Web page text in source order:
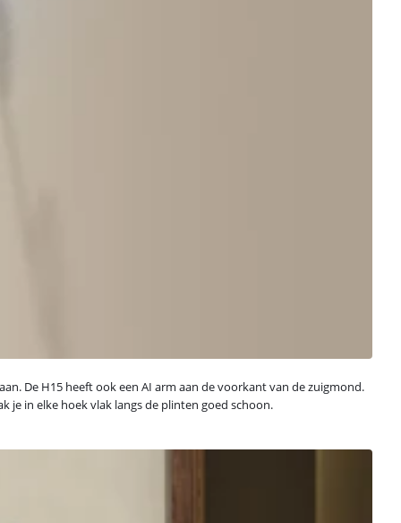
De H15 heeft ook een AI arm aan de voorkant van de zuigmond.
je in elke hoek vlak langs de plinten goed schoon.